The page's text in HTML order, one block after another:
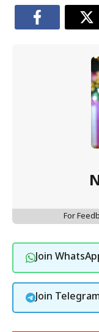
For
Join
Join